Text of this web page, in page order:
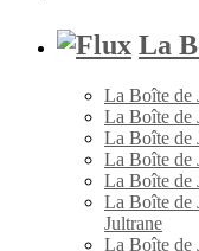
La
La Boîte de
La Boîte de
La Boîte de
La Boîte de
La Boîte de
La Boîte de
Jultrane
La Boîte de